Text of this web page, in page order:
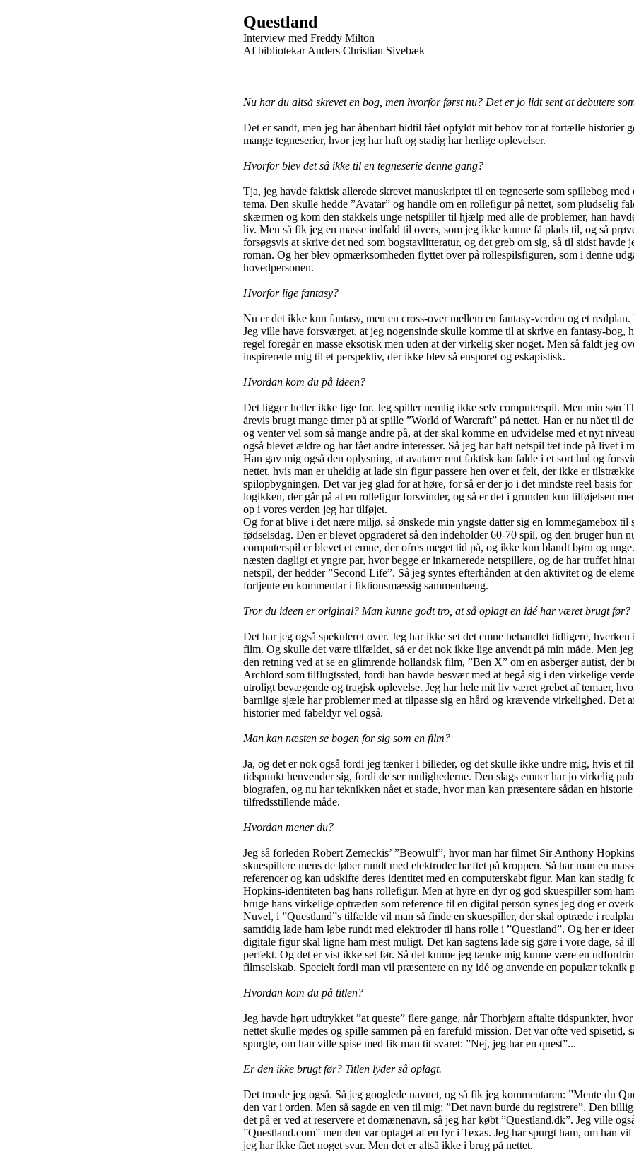
Questland
Interview med Freddy Milton
Af bibliotekar Anders Christian Sivebæk
Nu har du altså skrevet en bog, men hvorfor først nu? Det er jo lidt sent at debutere
Det er sandt, men jeg har åbenbart hidtil fået opfyldt mit behov for at fortælle historier
mange tegneserier, hvor jeg har haft og stadig har herlige oplevelser.
Hvorfor blev det så ikke til en tegneserie denne gang?
Tja, jeg havde faktisk allerede skrevet manuskriptet til en tegneserie som spillebog med
tema. Den skulle hedde ”Avatar” og handle om en rollefigur på nettet, som pludselig
skærmen og kom den stakkels unge netspiller til hjælp med alle de problemer, han
liv. Men så fik jeg en masse indfald til overs, som jeg ikke kunne få plads til, og så
forsøgsvis at skrive det ned som bogstavlitteratur, og det greb om sig, så til sidst havde
roman. Og her blev opmærksomheden flyttet over på rollespilsfiguren, som i denne
hovedpersonen.
Hvorfor lige fantasy?
Nu er det ikke kun fantasy, men en cross-over mellem en fantasy-verden og et
Jeg ville have forsværget, at jeg nogensinde skulle komme til at skrive en fantasy-bog,
regel foregår en masse eksotisk men uden at der virkelig sker noget. Men så faldt jeg
inspirerede mig til et perspektiv, der ikke blev så ensporet og eskapistisk.
Hvordan kom du på ideen?
Det ligger heller ikke lige for. Jeg spiller nemlig ikke selv computerspil. Men min søn
årevis brugt mange timer på at spille ”World of Warcraft” på nettet. Han er nu nået til
og venter vel som så mange andre på, at der skal komme en udvidelse med et nyt
også blevet ældre og har fået andre interesser. Så jeg har haft netspil tæt inde på livet i
Han gav mig også den oplysning, at avatarer rent faktisk kan falde i et sort hul og
nettet, hvis man er uheldig at lade sin figur passere hen over et felt, der ikke er
spilopbygningen. Det var jeg glad for at høre, for så er der jo i det mindste reel basis
logikken, der går på at en rollefigur forsvinder, og så er det i grunden kun tilføjelsen
op i vores verden jeg har tilføjet.
Og for at blive i det nære miljø, så ønskede min yngste datter sig en lommegamebox til
fødselsdag. Den er blevet opgraderet så den indeholder 60-70 spil, og den bruger hun
computerspil er blevet et emne, der ofres meget tid på, og ikke kun blandt børn og
næsten dagligt et yngre par, hvor begge er inkarnerede netspillere, og de har truffet
netspil, der hedder ”Second Life”. Så jeg syntes efterhånden at den aktivitet og de
fortjente en kommentar i fiktionsmæssig sammenhæng.
Tror du ideen er original? Man kunne godt tro, at så oplagt en idé har været brugt før?
Det har jeg også spekuleret over. Jeg har ikke set det emne behandlet tidligere, hverken
film. Og skulle det være tilfældet, så er det nok ikke lige anvendt på min måde. Men
den retning ved at se en glimrende hollandsk film, ”Ben X” om en asberger autist, der
Archlord som tilflugtssted, fordi han havde besvær med at begå sig i den virkelige
utroligt bevægende og tragisk oplevelse. Jeg har hele mit liv været grebet af temaer,
barnlige sjæle har problemer med at tilpasse sig en hård og krævende virkelighed. Det
historier med fabeldyr vel også.
Man kan næsten se bogen for sig som en film?
Ja, og det er nok også fordi jeg tænker i billeder, og det skulle ikke undre mig, hvis et
tidspunkt henvender sig, fordi de ser mulighederne. Den slags emner har jo virkelig
biografen, og nu har teknikken nået et stade, hvor man kan præsentere sådan en
tilfredsstillende måde.
Hvordan mener du?
Jeg så forleden Robert Zemeckis’ ”Beowulf”, hvor man har filmet Sir Anthony
skuespillere mens de løber rundt med elektroder hæftet på kroppen. Så har man en
referencer og kan udskifte deres identitet med en computerskabt figur. Man kan stadig
Hopkins-identiteten bag hans rollefigur. Men at hyre en dyr og god skuespiller som
bruge hans virkelige optræden som reference til en digital person synes jeg dog er
Nuvel, i ”Questland”s tilfælde vil man så finde en skuespiller, der skal optræde i
samtidig lade ham løbe rundt med elektroder til hans rolle i ”Questland”. Og her er
digitale figur skal ligne ham mest muligt. Det kan sagtens lade sig gøre i vore dage, så
perfekt. Og det er vist ikke set før. Så det kunne jeg tænke mig kunne være en
filmselskab. Specielt fordi man vil præsentere en ny idé og anvende en populær teknik
Hvordan kom du på titlen?
Jeg havde hørt udtrykket ”at queste” flere gange, når Thorbjørn aftalte tidspunkter,
nettet skulle mødes og spille sammen på en farefuld mission. Det var ofte ved spisetid,
spurgte, om han ville spise med fik man tit svaret: ”Nej, jeg har en quest”...
Er den ikke brugt før? Titlen lyder så oplagt.
Det troede jeg også. Så jeg googlede navnet, og så fik jeg kommentaren: ”Mente du
den var i orden. Men så sagde en ven til mig: ”Det navn burde du registrere”. Den
det på er ved at reservere et domænenavn, så jeg har købt ”Questland.dk”. Jeg ville
”Questland.com” men den var optaget af en fyr i Texas. Jeg har spurgt ham, om han
jeg har ikke fået noget svar. Men det er altså ikke i brug på nettet.